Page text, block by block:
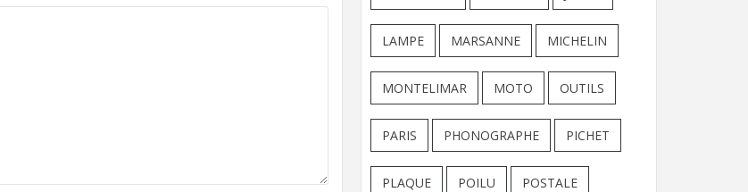
LAMPE MARSANNE MICHELIN
MONTELIMAR MOTO OUTILS
PARIS PHONOGRAPHE PICHET
PLAQUE POILU POSTALE